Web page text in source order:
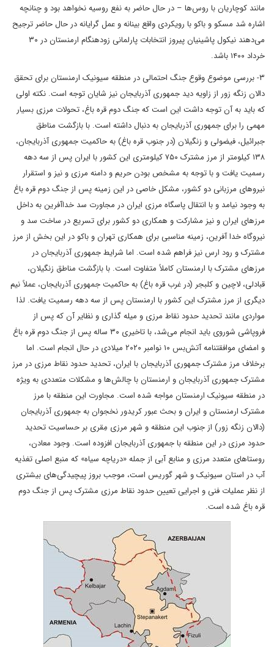
مانند کوچاریان با روس‌ها – در حال حاضر به نفع روسیه نخواهد بود و چنانچه
اشاره شد مسکو و باکو با رویکردی واقع بینانه و عمل گرایانه در حال حاضر ترجیح
خرداد ۱۴۰۰ باشد.
۳- بررسی موضوع وقوع جنگ احتمالی در منطقه سیونیک ارمنستان برای تحقق
دالان زنگه زور از زاویه دید جمهوری آذربایجان نیز شایان توجه است. نکته اولی
که باید به آن توجه داشت این است که جنگ دوم‌‌‌‌‌‌‌‌ قره باغ، تحولات مرزی بسیار
مهمی را برای جمهوری آذربایجان به دنبال داشته است. با بازگشت مناطق
جبرائیل، فیضولی و زنگیلان (در جنوب قره باغ) به حاکمیت جمهوری آذربایجان،
۱۳۸ کیلومتر از مرز مشترک ۷۵۰ کیلومتری این کشور با ایران پس از سه دهه
رسمیت یافت و با توجه به مشخص بودن حریم و دامنه مرزی و نیز و استقرار
نیروهای مرزبانی دو کشور، مشکل خاصی در این زمینه پس از جنگ دوم قره باغ
به وجود نیامد و با انتقال پاسگاه مرزی ایران در مجاورت سد خداآفرین به داخل
مرزهای ایران و نیز مشارکت و همکاری دو کشور برای تسریع در ساخت سد و
نیروگاه خدا آفرین، زمینه مناسبی برای همکاری تهران و باکو در این بخش از مرز
مشترک و رود ارس نیز فراهم شده است. اما شرایط جمهوری آذربایجان در
مرزهای مشترک با ارمنستان کاملاً متفاوت است. با بازگشت مناطق زنگیلان،
قبادلی، لاچین و کلبجر (در غرب‌‌‌‌‌‌ قره باغ) به حاکمیت جمهوری آذربایجان، عملاً نیم
دیگری از مرز مشترک این کشور با ارمنستان پس از سه دهه رسمیت یافت. لذا
مواردی مانند تحدید حدود نقاط مرزی و میله گذاری و نظایر آن که پس از
فروپاشی شوروی باید انجام می‌شد، با تاخیری ۳۰ ساله پس از جنگ دوم قره باغ
و امضای موافقتنامه ‌‌آتش‌بس ۱۰ نوامبر ۲۰۲۰ میلادی در حال انجام است. اما
برخلاف مرز مشترک جمهوری آذربایجان با ایران، تحدید حدود نقاط مرزی در مرز
مشترک جمهوری آذربایجان و ارمنستان با چالش‌ها و مشکلات متعددی به ویژه
در منطقه سیونیک ارمنستان مواجه شده است. مجاورت این منطقه با مرز
مشترک ارمنستان و ایران و بحث عبور کریدور نخجوان به جمهوری آذربایجان
(دالان زنگه زور) از جنوب این منطقه و شهر مرزی مِقری بر حساسیت تحدید
حدود مرزی در این منطقه با جمهوری آذربایجان افزوده است. وجود معادن،
روستاهای متعدد مرزی و منابع آبی از جمله «دریاچه سیاه» که منبع اصلی تغذیه
آب در استان سیونیک و شهر گوریس است، موجب بروز پیچیدگی‌های بیشتری
از نظر عملیات فنی و اجرایی تعیین حدود نقاط مرزی مشترک پس از جنگ دوم‌‌‌‌‌‌‌‌
قره باغ شده است.